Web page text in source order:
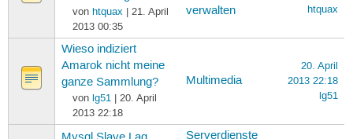
von htquax| 21. April
2013 00:35
verwalten
htquax
Wieso indiziert
Amarok nicht meine
ganze Sammlung?
von lg51| 20. April
2013 22:18
Multimedia
20. April
2013 22:18
lg51
Serverdienste